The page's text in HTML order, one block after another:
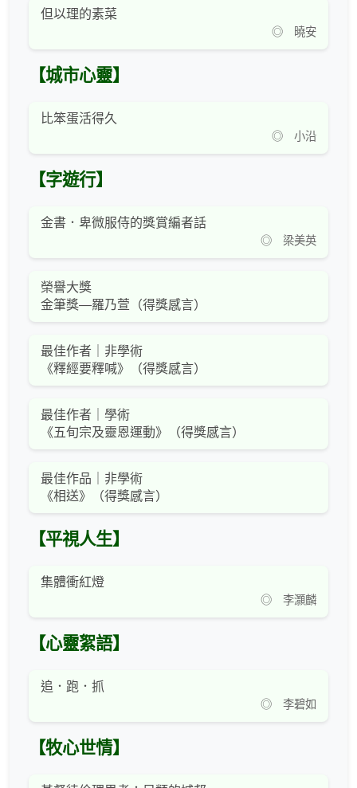
但以理的素菜
◎ 曉安
【城市心靈】
比笨蛋活得久
◎ 小沿
【字遊行】
金書．卑微服侍的獎賞編者話
◎ 梁美英
榮譽大獎
金筆獎—羅乃萱（得獎感言）
最佳作者｜非學術
《釋經要釋喊》（得獎感言）
最佳作者｜學術
《五旬宗及靈恩運動》（得獎感言）
最佳作品｜非學術
《相送》（得獎感言）
【平視人生】
集體衝紅燈
◎ 李灝麟
【心靈絮語】
追．跑．抓
◎ 李碧如
【牧心世情】